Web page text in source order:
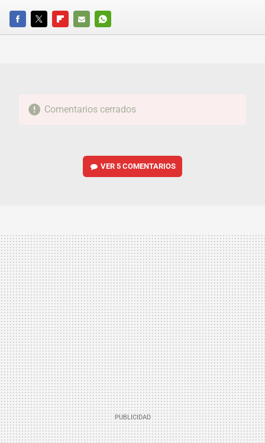
FACEBOOKTWITTERFLIPBOARD
E-
WHATSAPP
Comentarios cerrados
VER5 COMENTARIOS